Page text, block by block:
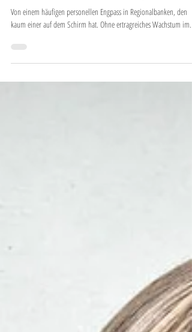
DIESES fehlende Mitarbeiterprofil!
Von einem häufigen personellen Engpass in Regionalbanken, den